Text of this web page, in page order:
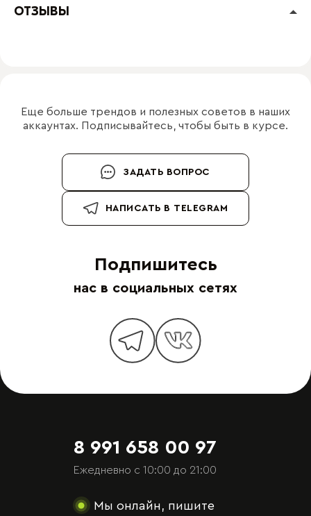
ОТЗЫВЫ
Еще больше трендов и полезных советов в наших
аккаунтах. Подписывайтесь, чтобы быть в курсе.
ЗАДАТЬ ВОПРОС
НАПИСАТЬ В TELEGRAM
Подпишитесь
нас в социальных сетях
8 991 658 00 97
Ежедневно с 10:00 до 21:00
Мы онлайн, пишите